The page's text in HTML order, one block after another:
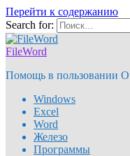
Перейти к содержанию
Search for:
FileWord
Помощь в пользовании
Windows
Excel
Word
Железо
Программы